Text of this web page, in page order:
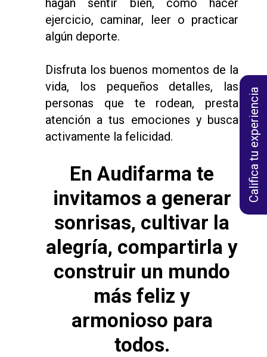
ejercicio, caminar, leer o practicar
algún deporte.
Disfruta los buenos momentos de la
vida, los pequeños detalles, las
personas que te rodean, presta
atención a tus emociones y busca
activamente la felicidad.
En Audifarma te
invitamos a generar
sonrisas, cultivar la
alegría, compartirla y
construir un mundo
más feliz y
armonioso para
todos.
Califica tu experiencia